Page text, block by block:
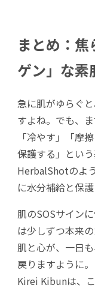
まとめ：
ゲン」な素
急に肌がゆらぐ
すよね。でも、ま
「冷やす」「摩
保護する」とい
HerbalShotのよ
に水分補給と保
肌のSOSサイン
は少しずつ本来
肌と心が、一日
戻りますように。
Kirei Kibunは、